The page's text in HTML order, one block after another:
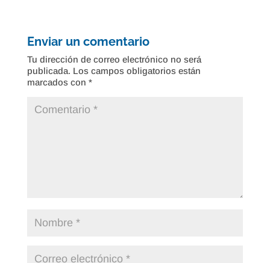
Enviar un comentario
Tu dirección de correo electrónico no será
publicada. Los campos obligatorios están
marcados con *